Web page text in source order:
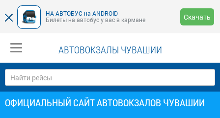
НА-АВТОБУС на ANDROID
Билеты на автобус у вас в кармане
Скачать
АВТОВОКЗАЛЫ ЧУВАШИИ
ОФИЦИАЛЬНЫЙ САЙТ АВТОВОКЗАЛОВ ЧУВАШИИ